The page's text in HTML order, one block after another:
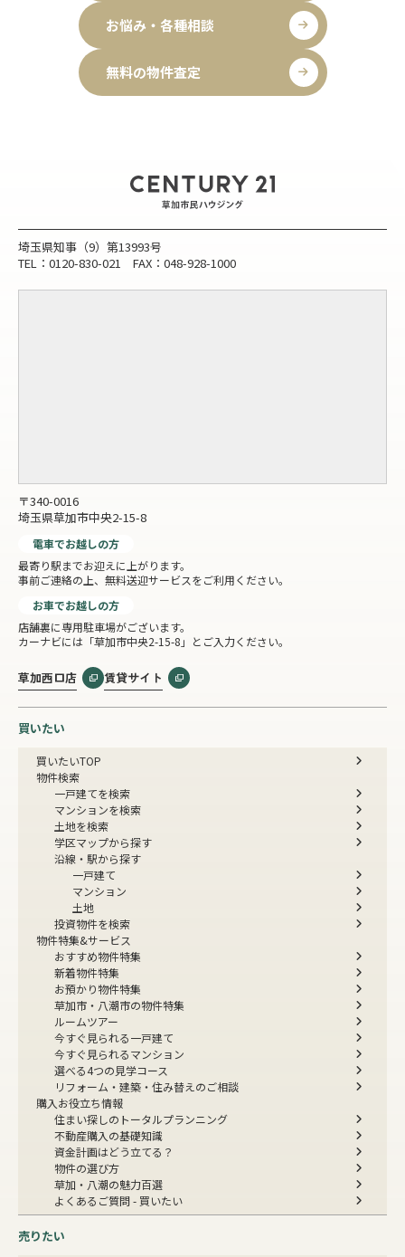
お悩み・各種相談
無料の物件査定
埼玉県知事（9）第13993号
TEL：0120-830-021 FAX：048-928-1000
〒340-0016
埼玉県草加市中央2-15-8
電車でお越しの方
最寄り駅までお迎えに上がります。
事前ご連絡の上、無料送迎サービスをご利用ください。
お車でお越しの方
店舗裏に専用駐車場がございます。
カーナビには「草加市中央2-15-8」とご入力ください。
草加西口店 賃貸サイト
買いたい
買いたいTOP
物件検索
一戸建てを検索
マンションを検索
土地を検索
学区マップから探す
沿線・駅から探す
一戸建て
マンション
土地
投資物件を検索
物件特集&サービス
おすすめ物件特集
新着物件特集
お預かり物件特集
草加市・八潮市の物件特集
ルームツアー
今すぐ見られる一戸建て
今すぐ見られるマンション
選べる4つの見学コース
リフォーム・建築・住み替えのご相談
購入お役立ち情報
住まい探しのトータルプランニング
不動産購入の基礎知識
資金計画はどう立てる？
物件の選び方
草加・八潮の魅力百選
よくあるご質問 - 買いたい
売りたい